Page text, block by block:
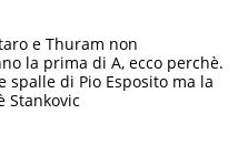
e Thuram non
la prima di A, ecco perchè.
spalle di Pio Esposito ma la
Stankovic